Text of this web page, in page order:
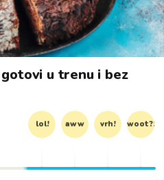
u trenu i bez
lol! aww vrh! woot?!